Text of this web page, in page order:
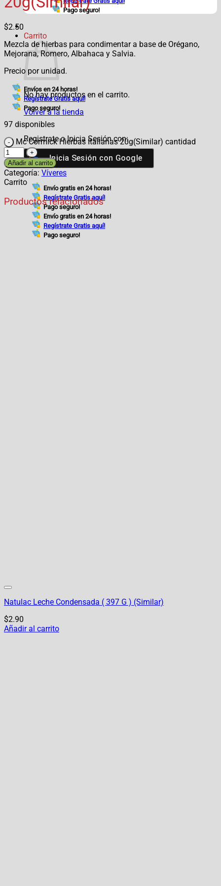
Pago seguro!
Carrito
No hay productos en el carrito.
Volver a la tienda
Registrate o Inicia Sesión con:
Inicia Sesión con Google
Envío gratis en 24 horas!
Regístrate Gratis aquí!
Pago seguro!
Envío gratis en 24 horas!
Regístrate Gratis aquí!
Pago seguro!
$2.50
Mezcla de hierbas para condimentar a base de Orégano,
Mejorana, Romero, Albahaca y Salvia.
Precio por unidad.
Envíos en 24 horas!
Regístrate Gratis aquí!
Pago seguro!
97 disponibles
Mc Cormick Hierbas Italianas 20g(Similar) cantidad
Añadir al carrito
Categoría: Víveres
Carrito
Productos relacionados
Natulac Leche Condensada ( 397 G ) (Similar)
$2.90
Añadir al carrito